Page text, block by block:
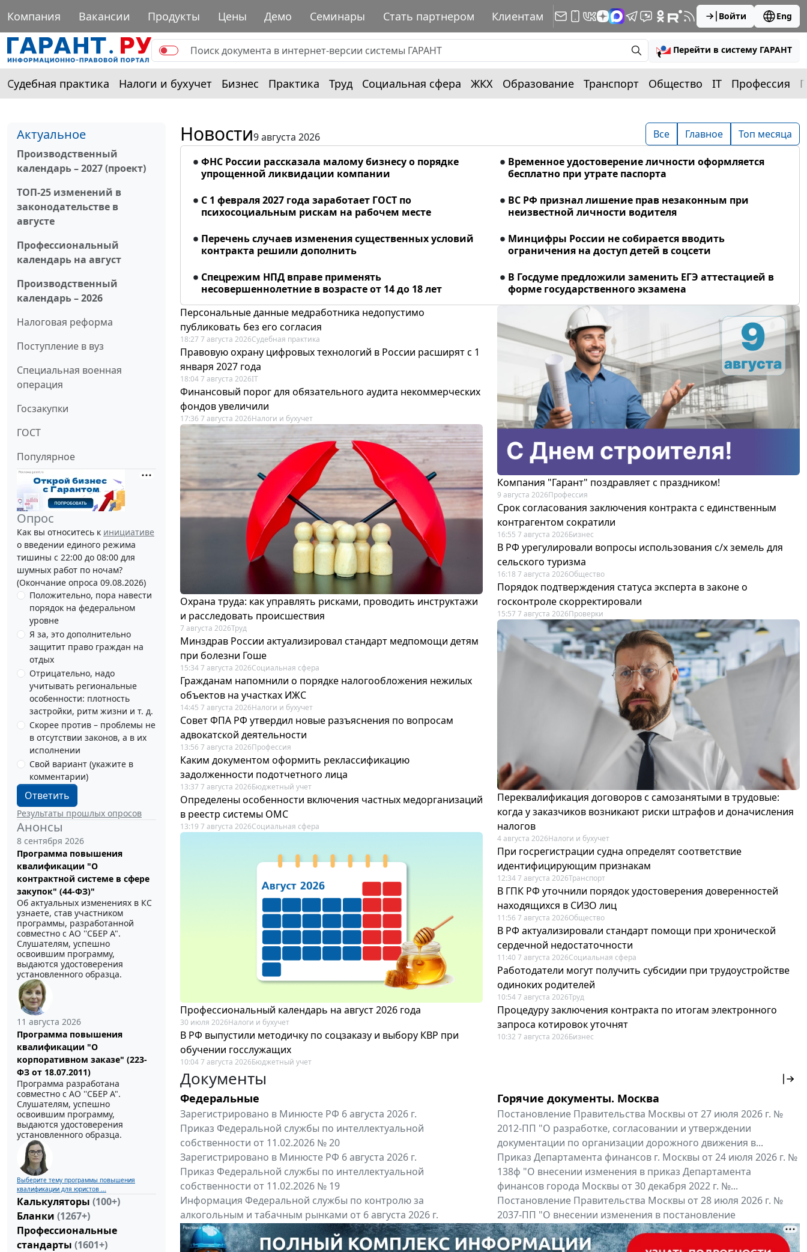
Компания Вакансии Продукты Цены Демо Семинары Стать партнером Клиентам Войти Eng
Перейти в систему ГАРАНТ
Судебная практика Налоги и бухучет Бизнес Практика Труд Социальная сфера ЖКХ Образование Транспорт Общество IT Профессия
Актуальное
Производственный
календарь – 2027 (проект)
ТОП-25 изменений в
законодательстве в
августе
Профессиональный
календарь на август
Производственный
календарь – 2026
Налоговая реформа
Поступление в вуз
Специальная военная
операция
Госзакупки
ГОСТ
Популярное
Опрос
Как вы относитесь к инициативе
о введении единого режима
тишины с 22:00 до 08:00 для
шумных работ по ночам?
(Окончание опроса 09.08.2026)
Положительно, пора навести
порядок на федеральном
уровне
Я за, это дополнительно
защитит право граждан на
отдых
Отрицательно, надо
учитывать региональные
особенности: плотность
застройки, ритм жизни и т. д.
Скорее против – проблемы не
в отсутствии законов, а в их
исполнении
Свой вариант (укажите в
комментарии)
Ответить
Результаты прошлых опросов
Анонсы
8 сентября 2026
Программа повышения
квалификации "О
контрактной системе в сфере
закупок" (44-ФЗ)"
Об актуальных изменениях в КС
узнаете, став участником
программы, разработанной
совместно с АО ''СБЕР А".
Слушателям, успешно
освоившим программу,
выдаются удостоверения
установленного образца.
11 августа 2026
Программа повышения
квалификации "О
корпоративном заказе" (223-
ФЗ от 18.07.2011)
Программа разработана
совместно с АО ''СБЕР А".
Слушателям, успешно
освоившим программу,
выдаются удостоверения
установленного образца.
Выберите тему программы повышения
квалификации для юристов ...
Калькуляторы (100+)
Бланки (1267+)
Профессиональные
стандарты (1601+)
Новости9 августа 2026 Все Главное Топ месяца
ФНС России рассказала малому бизнесу о порядке
упрощенной ликвидации компании
Временное удостоверение личности оформляется
бесплатно при утрате паспорта
С 1 февраля 2027 года заработает ГОСТ по
психосоциальным рискам на рабочем месте
ВС РФ признал лишение прав незаконным при
неизвестной личности водителя
Перечень случаев изменения существенных условий
контракта решили дополнить
Минцифры России не собирается вводить
ограничения на доступ детей в соцсети
Спецрежим НПД вправе применять
несовершеннолетние в возрасте от 14 до 18 лет
В Госдуме предложили заменить ЕГЭ аттестацией в
форме государственного экзамена
Персональные данные медработника недопустимо
публиковать без его согласия
18:27 7 августа 2026Судебная практика
Правовую охрану цифровых технологий в России расширят с 1
января 2027 года
18:04 7 августа 2026IT
Финансовый порог для обязательного аудита некоммерческих
фондов увеличили
17:36 7 августа 2026Налоги и бухучет
Охрана труда: как управлять рисками, проводить инструктажи
и расследовать происшествия
7 августа 2026Труд
Минздрав России актуализировал стандарт медпомощи детям
при болезни Гоше
15:34 7 августа 2026Социальная сфера
Гражданам напомнили о порядке налогообложения нежилых
объектов на участках ИЖС
14:45 7 августа 2026Налоги и бухучет
Совет ФПА РФ утвердил новые разъяснения по вопросам
адвокатской деятельности
13:56 7 августа 2026Профессия
Каким документом оформить реклассификацию
задолженности подотчетного лица
13:37 7 августа 2026Бюджетный учет
Определены особенности включения частных медорганизаций
в реестр системы ОМС
13:19 7 августа 2026Социальная сфера
Профессиональный календарь на август 2026 года
30 июля 2026Налоги и бухучет
В РФ выпустили методичку по соцзаказу и выбору КВР при
обучении госслужащих
10:04 7 августа 2026Бюджетный учет
Компания "Гарант" поздравляет с праздником!
9 августа 2026Профессия
Срок согласования заключения контракта с единственным
контрагентом сократили
16:55 7 августа 2026Бизнес
В РФ урегулировали вопросы использования с/х земель для
сельского туризма
16:18 7 августа 2026Общество
Порядок подтверждения статуса эксперта в законе о
госконтроле скорректировали
15:57 7 августа 2026Проверки
Переквалификация договоров с самозанятыми в трудовые:
когда у заказчиков возникают риски штрафов и доначисления
налогов
4 августа 2026Налоги и бухучет
При госрегистрации судна определят соответствие
идентифицирующим признакам
12:34 7 августа 2026Транспорт
В ГПК РФ уточнили порядок удостоверения доверенностей
находящихся в СИЗО лиц
11:56 7 августа 2026Общество
В РФ актуализировали стандарт помощи при хронической
сердечной недостаточности
11:40 7 августа 2026Социальная сфера
Работодатели могут получить субсидии при трудоустройстве
одиноких родителей
10:54 7 августа 2026Труд
Процедуру заключения контракта по итогам электронного
запроса котировок уточнят
10:32 7 августа 2026Бизнес
Документы
Федеральные
Зарегистрировано в Минюсте РФ 6 августа 2026 г.
Приказ Федеральной службы по интеллектуальной
собственности от 11.02.2026 № 20
Зарегистрировано в Минюсте РФ 6 августа 2026 г.
Приказ Федеральной службы по интеллектуальной
собственности от 11.02.2026 № 19
Информация Федеральной службы по контролю за
алкогольным и табачным рынками от 6 августа 2026 г.
"Вниманию производителей и импортёров алкогольной...
Все федеральные документы
Горячие документы. Москва
Постановление Правительства Москвы от 27 июля 2026 г. №
2012-ПП "О разработке, согласовании и утверждении
документации по организации дорожного движения в...
Приказ Департамента финансов г. Москвы от 24 июля 2026 г. №
138ф "О внесении изменения в приказ Департамента
финансов города Москвы от 30 декабря 2022 г. №...
Постановление Правительства Москвы от 28 июля 2026 г. №
2037-ПП "О внесении изменения в постановление
Правительства Москвы от 26 июля 2011 г. № 334-ПП"
Все региональные документы Мой регион ...